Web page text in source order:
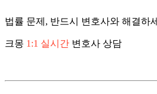
법률 문제, 반드시 변호사와 해결하
크몽 1:1 실시간 변호사 상담